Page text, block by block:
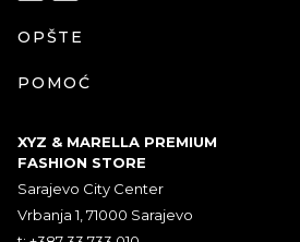
OPŠTE
POMOĆ
XYZ & MARELLA PREMIUM
FASHION STORE
Sarajevo City Center
Vrbanja 1, 71000 Sarajevo